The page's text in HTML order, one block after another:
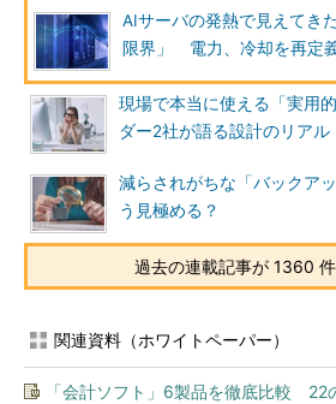
AIサーバの発熱で見えてき
限界」 電力、冷却を再定
現場で本当に使える「実用
ダー2社が語る設計のリアル
減らされがちな「バックア
う見極める？
過去の連載記事が 1360
関連資料（ホワイトペーパー）
「会計ソフト」6製品を徹底比較 22